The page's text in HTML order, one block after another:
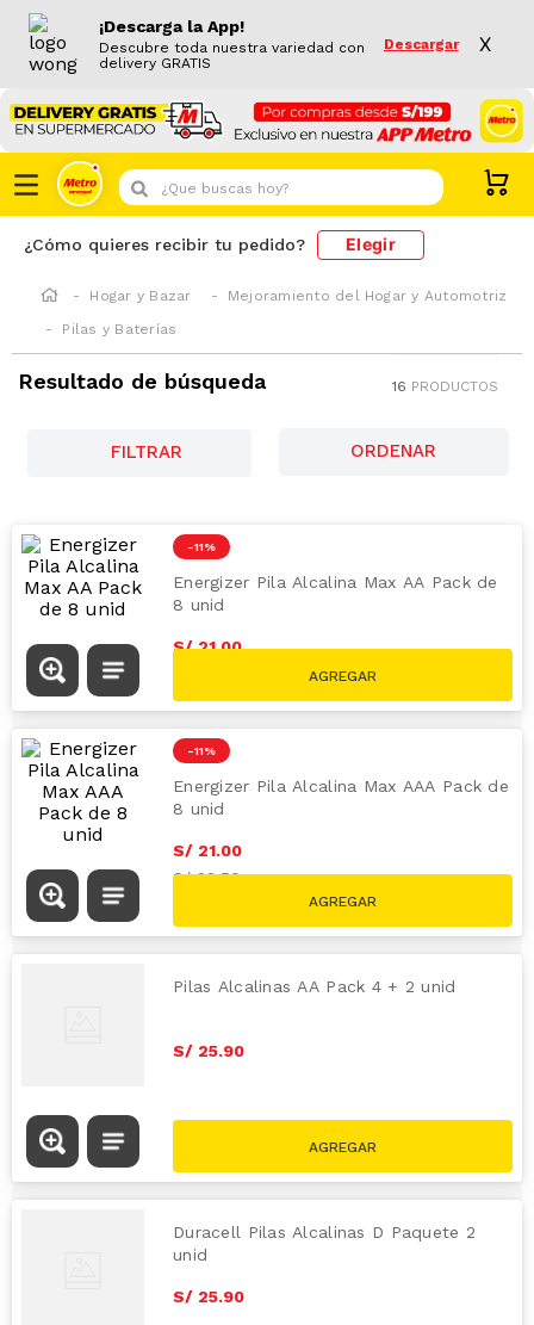
¡Descarga la App!
Descubre toda nuestra variedad con
delivery GRATIS
Descargar X
¿Que buscas hoy?
¿Cómo quieres recibir tu pedido? Elegir
Hogar y Bazar
Mejoramiento del Hogar y Automotriz
Pilas y Baterías
Resultado de búsqueda 16 PRODUCTOS
FILTRAR
-11 %
Energizer Pila Alcalina Max AA Pack de
8 unid
S/ 21.00
-11 %
Energizer Pila Alcalina Max AAA Pack de
8 unid
S/ 21.00
S/23.50
Pilas Alcalinas AA Pack 4 + 2 unid
S/ 25.90
Duracell Pilas Alcalinas D Paquete 2
unid
S/ 25.90